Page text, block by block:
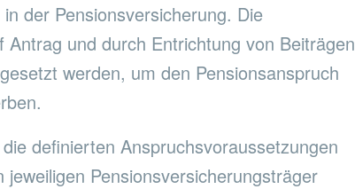
der Pensionsversicherung. Die
und durch Entrichtung von Beiträgen
werden, um den Pensionsanspruch
definierten Anspruchsvoraussetzungen
Pensionsversicherungsträger